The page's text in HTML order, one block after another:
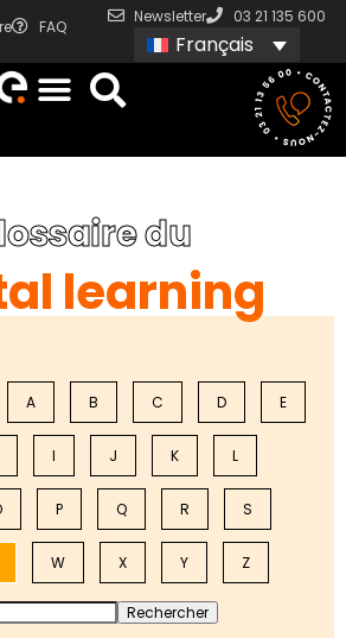
FAQ
Newsletter 03 21 135 600
Français
du
learning
A B C D E
I J K L
P Q R S
W X Y Z